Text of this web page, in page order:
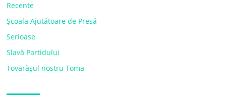
Recente
Școala Ajutătoare de Presă
Serioase
Slavă Partidului
Tovarășul nostru Toma